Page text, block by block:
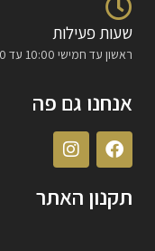
שעות פעילות
ראשון עד חמישי 10:00 עד 18:00
אנחנו גם פה
תקנון האתר